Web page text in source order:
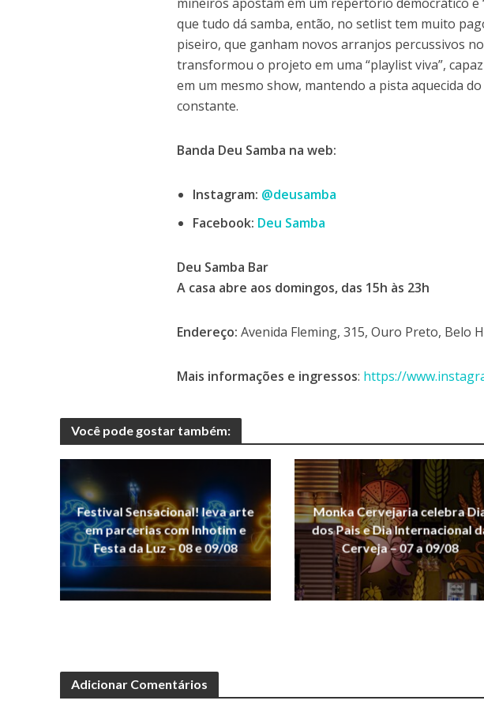
que tudo dá samba, então, no setlist tem muito
piseiro, que ganham novos arranjos percussivos
transformou o projeto em uma “playlist viva”,
em um mesmo show, mantendo a pista aquecida
constante.
Banda Deu Samba na web:
Instagram: @deusamba
Facebook: Deu Samba
Deu Samba Bar
A casa abre aos domingos, das 15h às 23h
Endereço:Avenida Fleming, 315, Ouro Preto, Belo
Mais informações e ingressos: https://
Você pode gostar também:
Festival Sensacional! leva arte
em parcerias com Inhotim e
Festa da Luz – 08 e 09/08
Monka Cervejaria celebra
dos Pais e Dia Internacional
Cerveja – 07 a 09/08
Adicionar Comentários